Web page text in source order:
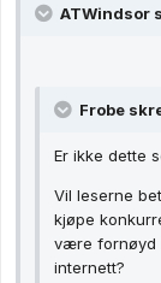
ATWindsor
Frobe
Er ikke dette
Vil leserne
kjøpe
være fornøyd
internett?